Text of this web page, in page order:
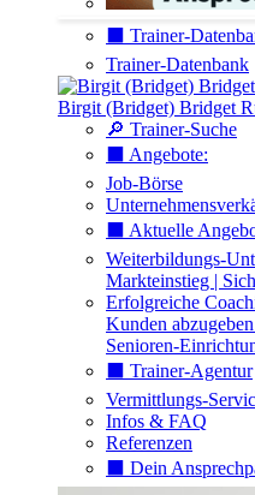
⬛️ Trainer-
Trainer-Datenbank
Birgit (Bridget) Bridget
🔎 Trainer-Suche
⬛️ Angebote:
Job-Börse
⬛️ Aktuelle
Weiterbildungs-
Markteinstieg |
Erfolgreiche
Kunden
Senioren-
⬛️ Trainer-Agentur
Vermittlungs-
Infos & FAQ
Referenzen
⬛️ Dein